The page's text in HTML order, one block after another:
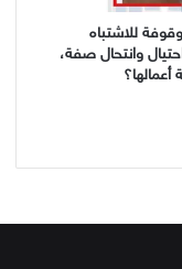
للاشتباه
وانتحال صفة،